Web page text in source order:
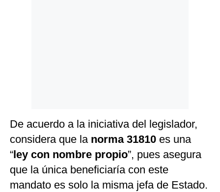
De acuerdo a la iniciativa del legislador,
considera que la norma 31810 es una
“ley con nombre propio”, pues asegura
que la única beneficiaría con este
mandato es solo la misma jefa de Estado.